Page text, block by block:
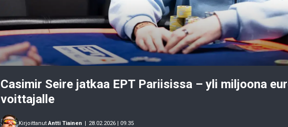
Casimir Seire jatkaa EPT Pariisissa – yli miljoona
voittajalle
KirjoittanutAntti Tiainen | 28.02.2026 | 09.35